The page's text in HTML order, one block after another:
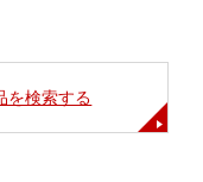
を検索する